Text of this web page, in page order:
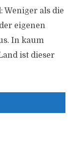
Weniger als die
eigenen
In kaum
ist dieser